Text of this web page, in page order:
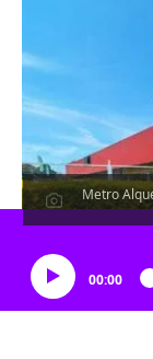
Metro
00:00